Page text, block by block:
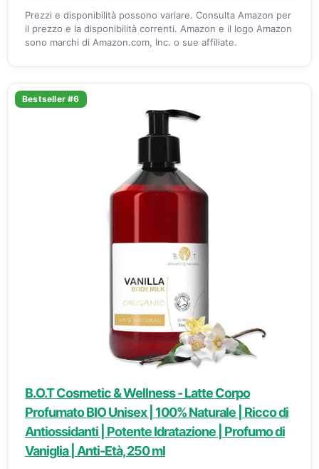
Prezzi e disponibilità possono variare. Consulta Amazon per
il prezzo e la disponibilità correnti. Amazon e il logo Amazon
sono marchi di Amazon.com, Inc. o sue affiliate.
Bestseller #6
B.O.T Cosmetic & Wellness - Latte Corpo
Profumato BIO Unisex | 100% Naturale | Ricco di
Antiossidanti | Potente Idratazione | Profumo di
Vaniglia | Anti-Età, 250 ml